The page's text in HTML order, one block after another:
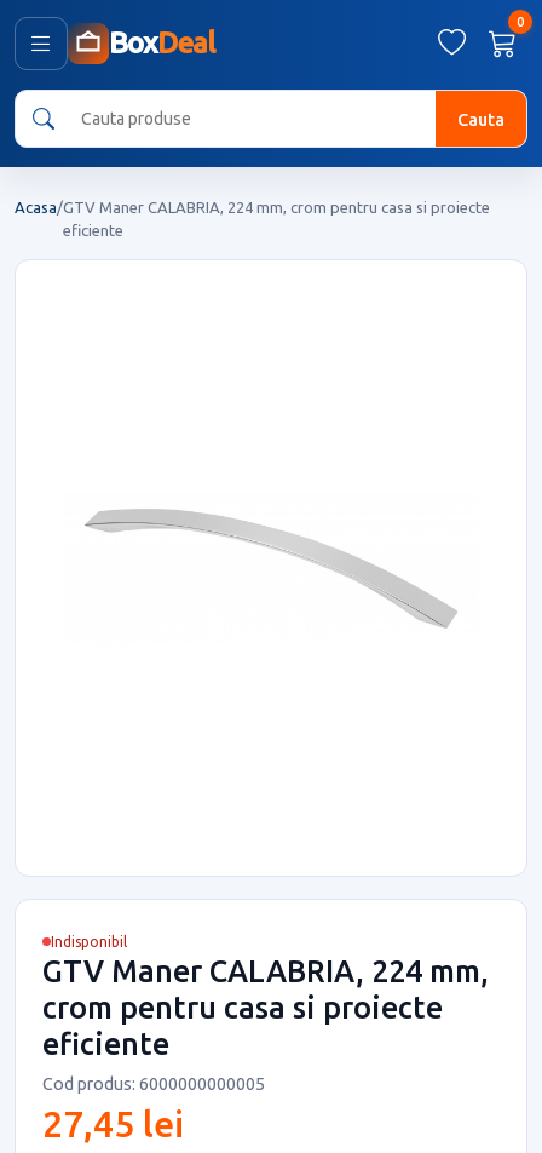
BoxDeal
0
Cauta
Acasa/GTV Maner CALABRIA, 224 mm, crom pentru casa si proiecte
eficiente
Indisponibil
GTV Maner CALABRIA, 224 mm,
crom pentru casa si proiecte
eficiente
Cod produs: 6000000000005
27,45 lei